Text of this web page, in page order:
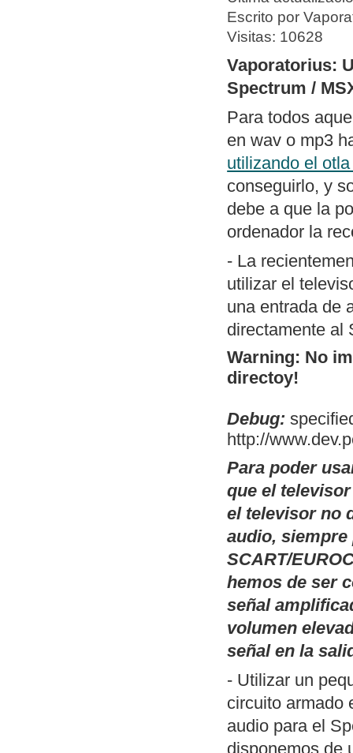
de periféricos
Publicado
dos archivos
diferencias y
con un editor
Publicado
columnas bajo
con todos los
porción de
MSX).
Conversor de
código
utilidad es la
compilación
operativos, a
posibles
Linux de
selectores de
modelo de
plataformas
existen esos
Publicamos
(TSR)
monitor de
inversión del
que han
DOS y un
Publicamosun
SciTE (Linux/
ZXSpectrum.
Escrito por
Visitas: 10628
Vaporatorius:
Spectrum /
Para todos
en wav o mp3
utilizando el
conseguirlo, y
debe a que la
ordenador la
- La
utilizar el
una entrada de
directamente al
Warning: No
directoy!
Debug:
http://
Para poder
que el
el televisor no
audio,
SCART/
hemos de ser
señal
volumen
señal en la
- Utilizar un
circuito armado
audio para el
disponemos de